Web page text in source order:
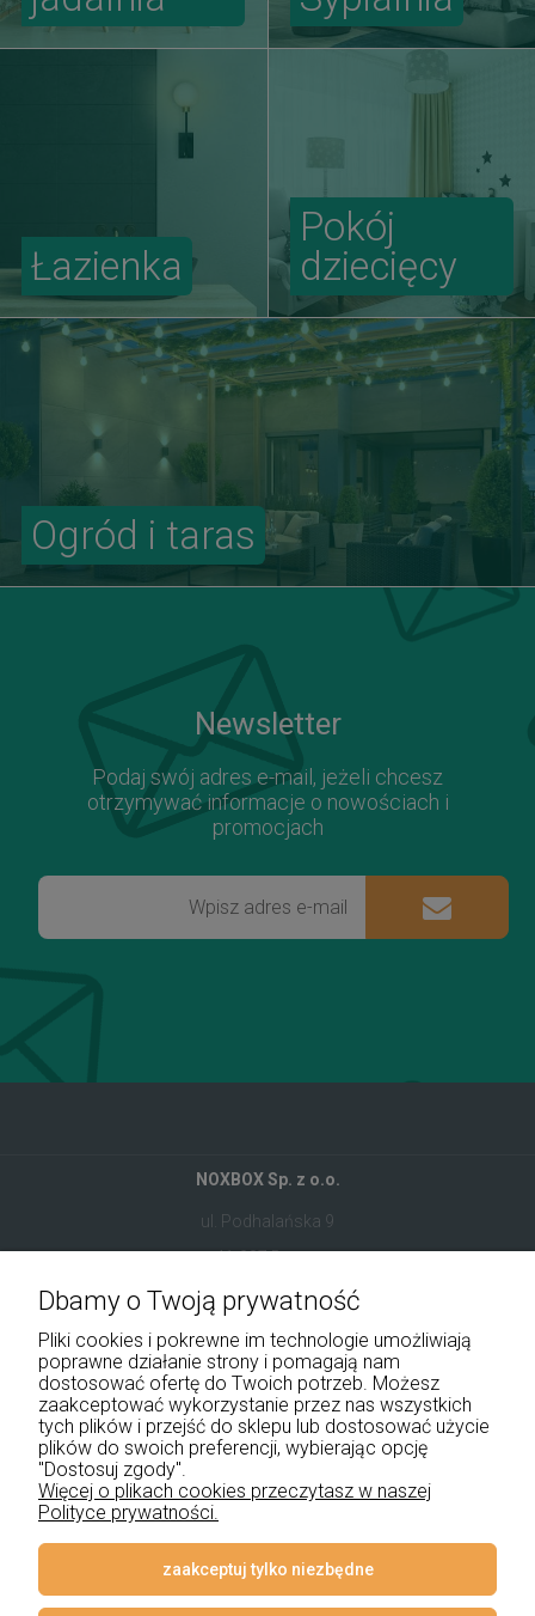
Ogród i taras
Łazienka
Pokój
dziecięcy
Newsletter
Podaj swój adres e-mail, jeżeli chcesz
otrzymywać informacje o nowościach i
promocjach
NOXBOX Sp. z o.o.
ul. Podhalańska 9
41-907 Bytom
+48 534 555 344
sklep@noxbox.pl
Pomoc
Płatności i dostawa
Informacje
Dbamy o Twoją prywatność
Pliki cookies i pokrewne im technologie umożliwiają
poprawne działanie strony i pomagają nam
dostosować ofertę do Twoich potrzeb. Możesz
zaakceptować wykorzystanie przez nas wszystkich
tych plików i przejść do sklepu lub dostosować użycie
plików do swoich preferencji, wybierając opcję
"Dostosuj zgody".
Więcej o plikach cookies przeczytasz w naszej
Polityce prywatności.
zaakceptuj tylko niezbędne